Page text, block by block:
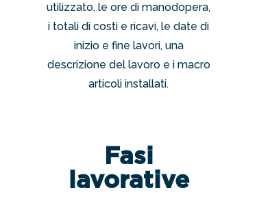
utilizzato, le ore di manodopera,
i totali di costi e ricavi, le date di
inizio e fine lavori, una
descrizione del lavoro e i macro
articoli installati.
Fasi
lavorative